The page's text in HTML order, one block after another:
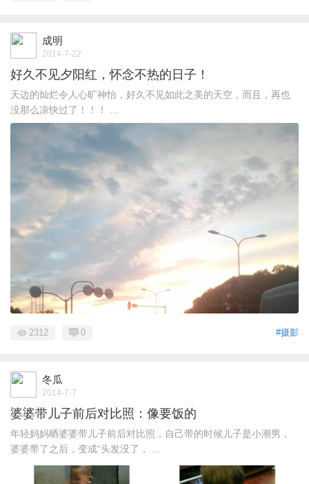
成明
2014-7-22
好久不见夕阳红，怀念不热的日子！
天边的灿烂令人心旷神怡，好久不见如此之美的天空，而且，再也
没那么凉快过了！！！ ...
#摄影
2312 0
冬瓜
2014-7-7
婆婆带儿子前后对比照：像要饭的
年轻妈妈晒婆婆带儿子前后对比照，自己带的时候儿子是小潮男，
婆婆带了之后，变成“头发没了， ...